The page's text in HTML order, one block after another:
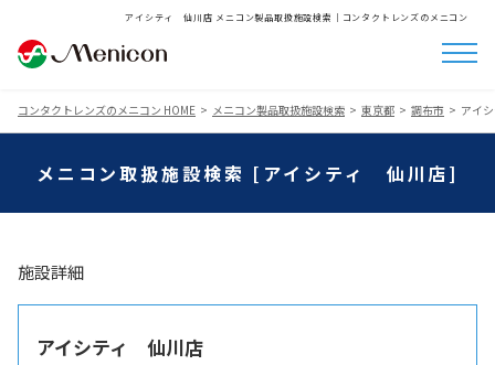
アイシティ 仙川店 メニコン製品取扱施設検索│コンタクトレンズのメニコン
コンタクトレンズのメニコン HOME メニコン製品取扱施設検索 東京都 調布市 アイ
メニコン取扱施設検索 [アイシティ 仙川店]
施設詳細
アイシティ 仙川店